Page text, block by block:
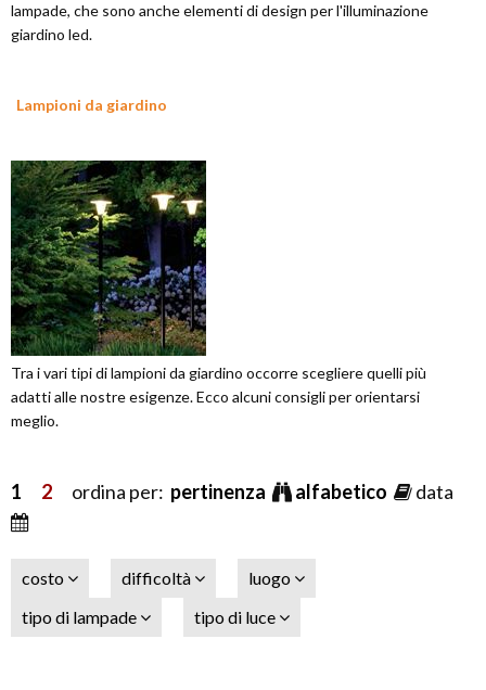
lampade, che sono anche elementi di design per l'illuminazione
giardino led.
Lampioni da giardino
Tra i vari tipi di lampioni da giardino occorre scegliere quelli più
adatti alle nostre esigenze. Ecco alcuni consigli per orientarsi
meglio.
1 2 ordina per: pertinenza alfabetico data
costo difficoltà
luogo
tipo di lampade
tipo di luce